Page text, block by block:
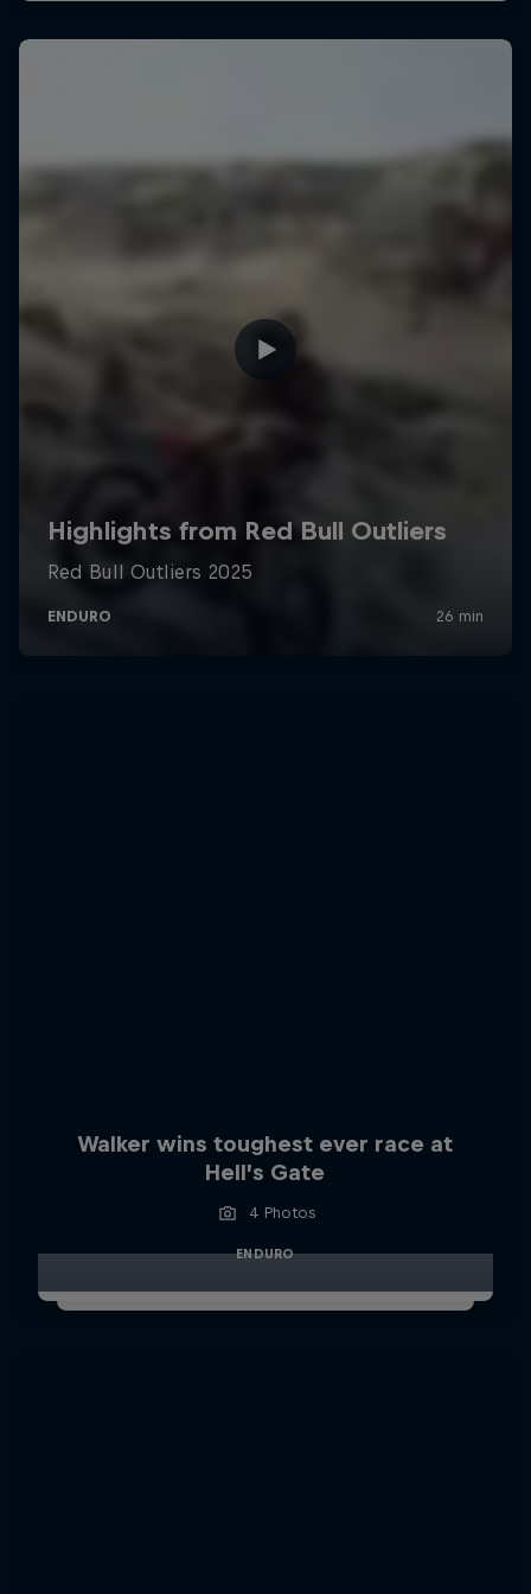
Walker wins toughest ever race at
Hell’s Gate
4 Photos
ENDURO